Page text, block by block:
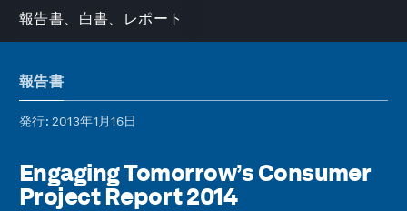
報告書、白書、レポート
報告書
発行: 2013年1月16日
Engaging Tomorrow’s Consumer
Project Report 2014